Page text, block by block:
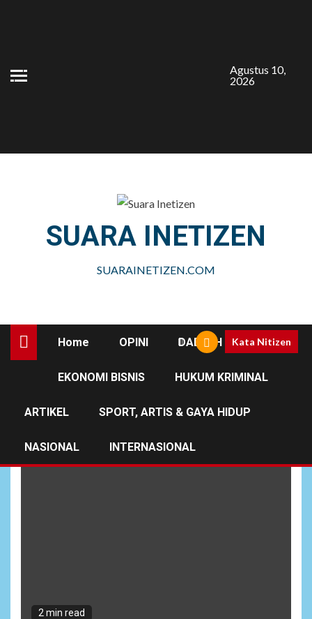
Agustus 10,
2026
SUARA INETIZEN
SUARAINETIZEN.COM
Home OPINI DAERAH
EKONOMI BISNIS HUKUM KRIMINAL
ARTIKEL SPORT, ARTIS & GAYA HIDUP
NASIONAL INTERNASIONAL
Kata Nitizen
2 min read